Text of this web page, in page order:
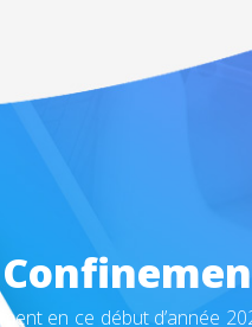
en ce début d’année